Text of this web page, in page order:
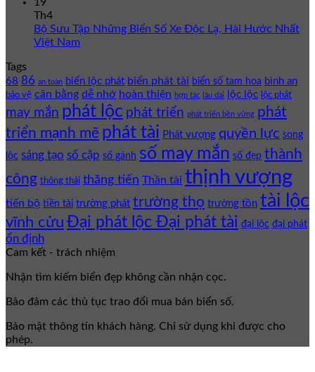
Th4
Bộ Sưu Tập Những Biển Số Xe Độc Lạ, Hài Hước Nhất
Việt Nam
Tags
68 86 an toàn biển lộc phát biển phát tài biển số tam hoa bình an
bảo vệ cân bằng dễ nhớ hoàn thiện hợp tác lâu dài lộc lộc lộc phát
may mắn phát lộc phát triển phát triển bền vững phát
triển mạnh mẽ phát tài Phát vượng quyền lực song
lộc sáng tạo số cặp số gánh số may mắn số đẹp thành
công thông thái thăng tiến Thần tài thịnh vượng
tiến bộ tiền tài trường phát trường thọ trường tồn tài lộc
vĩnh cửu Đại phát lộc Đại phát tài đại lộc đại phát
ổn định
Cam kết - trách nhiệm
Nhận tìm kiếm biển đẹp không cần nhận cọc.
Bảo đảm các thủ tục trao đổi mua bán biển số.
Bảo mật thông tin khách hàng. Chỉ sử dụng khi được cho
phép.